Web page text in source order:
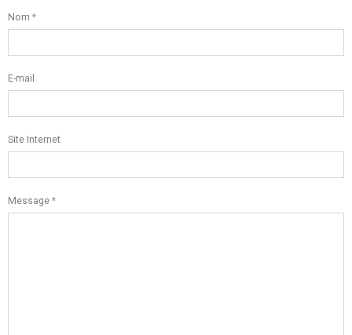
Nom
E-mail
Site Internet
Message